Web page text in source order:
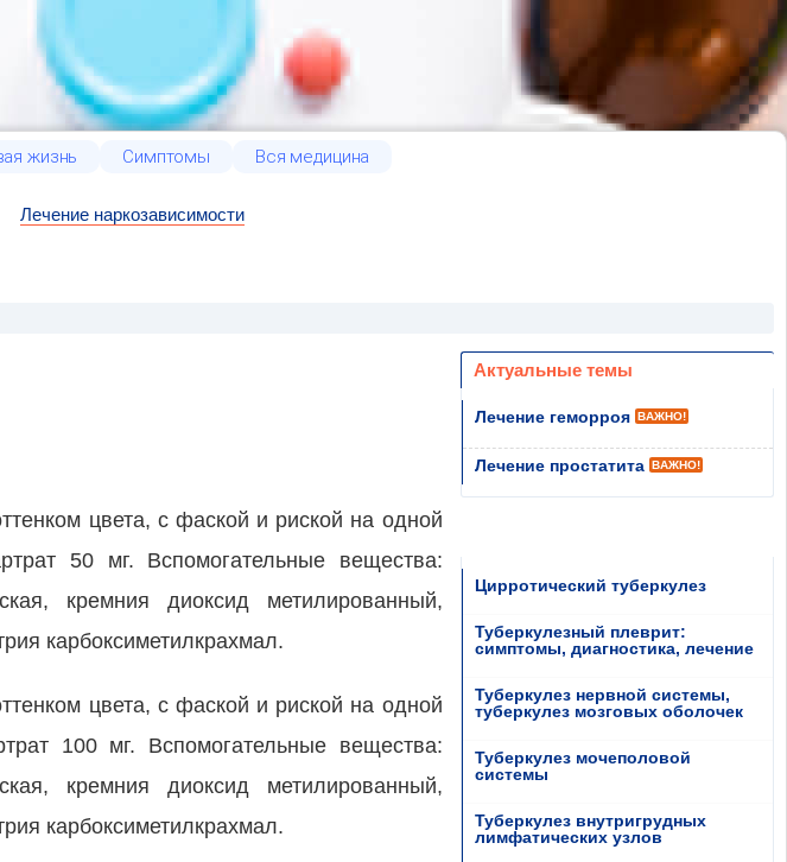
жизнь Симптомы Вся медицина
Лечение наркозависимости
цвета, с фаской и риской на одной
50 мг. Вспомогательные вещества:
кремния диоксид метилированный,
карбоксиметилкрахмал.
цвета, с фаской и риской на одной
100 мг. Вспомогательные вещества:
кремния диоксид метилированный,
карбоксиметилкрахмал.
Актуальные темы
Лечение геморроя ВАЖНО!
Лечение простатита ВАЖНО!
Цирротический туберкулез
Туберкулезный плеврит:
симптомы, диагностика, лечение
Туберкулез нервной системы,
туберкулез мозговых оболочек
Туберкулез мочеполовой
системы
Туберкулез внутригрудных
лимфатических узлов